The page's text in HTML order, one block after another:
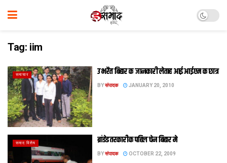
Tag: iim
समाचार उभरैत बिहार क जानकारी लेताह आईआईएम क छात्र
BYसंपादक JANUARY 20, 2010
समाद विशेष ब्रांडेड तरकारीक पहिल चेन बिहार मे
BYसंपादक OCTOBER 22, 2009